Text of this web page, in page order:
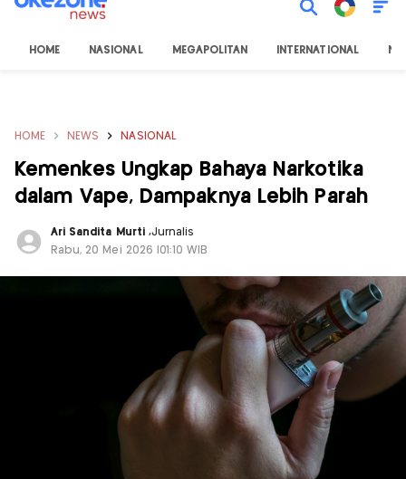
HOME NASIONAL MEGAPOLITAN INTERNATIONAL
HOME NEWS NASIONAL
Kemenkes Ungkap Bahaya Narkotika
dalam Vape, Dampaknya Lebih Parah
Ari Sandita Murti ,Jurnalis
Rabu, 20 Mei 2026 |01:10 WIB